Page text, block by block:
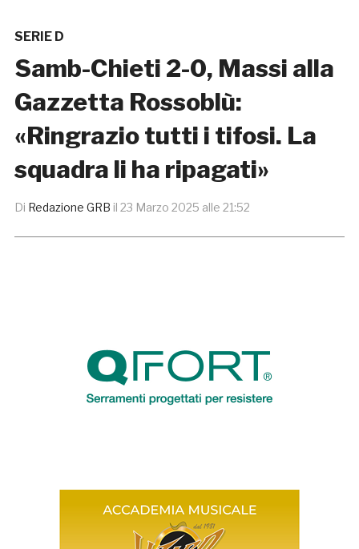
SERIE D
Samb-Chieti 2-0, Massi alla
Gazzetta Rossoblù:
«Ringrazio tutti i tifosi. La
squadra li ha ripagati»
Di Redazione GRB il 23 Marzo 2025 alle 21:52